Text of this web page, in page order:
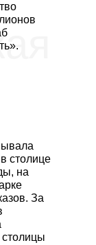
столице
на
За
столицы